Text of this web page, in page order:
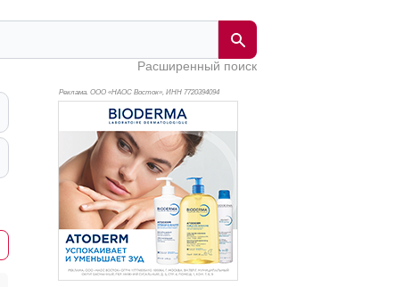
Расширенный поиск
Реклама. ООО «НАОС Восток», ИНН 7720394094